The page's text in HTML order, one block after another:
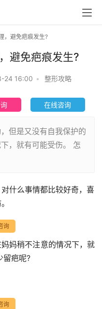
，避免疤痕发生?
避免疤痕发生?
24 16:00 • 整形攻略
在线咨询
但是又没有自我保护的
，就有可能受伤。 怎
什么事情都比较好奇，喜
询
妈稍不注意的情况下，就
留疤呢?
询